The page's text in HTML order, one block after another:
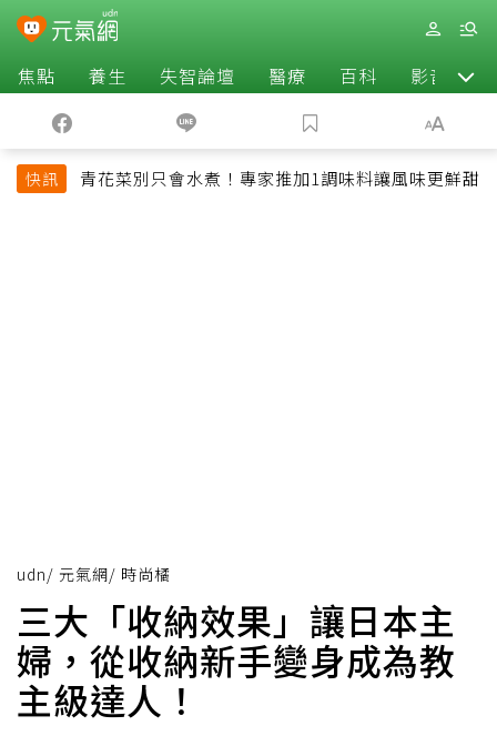
焦點 養生 失智論壇 醫療 百科 影音
快訊 青花菜別只會水煮！專家推加1調味料讓風味更鮮甜
udn/ 元氣網/ 時尚橘
三大「收納效果」讓日本主
婦，從收納新手變身成為教
主級達人！